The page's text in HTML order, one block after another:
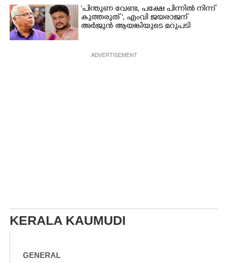
"പിന്തുണ വേണ്ട,​ പക്ഷേ പിന്നിൽ നിന്ന്
കുത്തരുത് ", എംവി ജയരാജന്
അർജുൻ ആയങ്കിയുടെ മറുപടി
ADVERTISEMENT
KERALA KAUMUDI
GENERAL